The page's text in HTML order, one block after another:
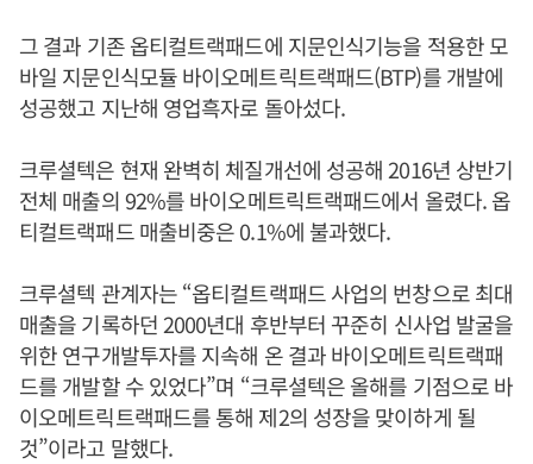
그 결과 기존 옵티컬트랙패드에 지문인식기능을 적용한 모
바일 지문인식모듈 바이오메트릭트랙패드(BTP)를 개발에
성공했고 지난해 영업흑자로 돌아섰다.
크루셜텍은 현재 완벽히 체질개선에 성공해 2016년 상반기
전체 매출의 92%를 바이오메트릭트랙패드에서 올렸다. 옵
티컬트랙패드 매출비중은 0.1%에 불과했다.
크루셜텍 관계자는 “옵티컬트랙패드 사업의 번창으로 최대
매출을 기록하던 2000년대 후반부터 꾸준히 신사업 발굴을
위한 연구개발투자를 지속해 온 결과 바이오메트릭트랙패
드를 개발할 수 있었다”며 “크루셜텍은 올해를 기점으로 바
이오메트릭트랙패드를 통해 제2의 성장을 맞이하게 될
것”이라고 말했다.